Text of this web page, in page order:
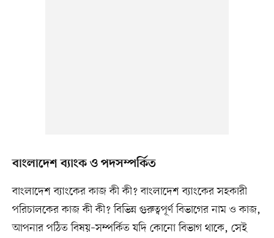
বাংলাদেশ ব্যাংক ও পদসম্পর্কিত
বাংলাদেশ ব্যাংকের কাজ কী কী? বাংলাদেশ ব্যাংকের সহকারী
পরিচালকের কাজ কী কী? বিভিন্ন গুরুত্বপূর্ণ বিভাগের নাম ও কাজ,
আপনার পঠিত বিষয়–সম্পর্কিত যদি কোনো বিভাগ থাকে, সেই